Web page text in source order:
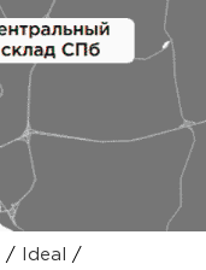
и
/ Ideal
/